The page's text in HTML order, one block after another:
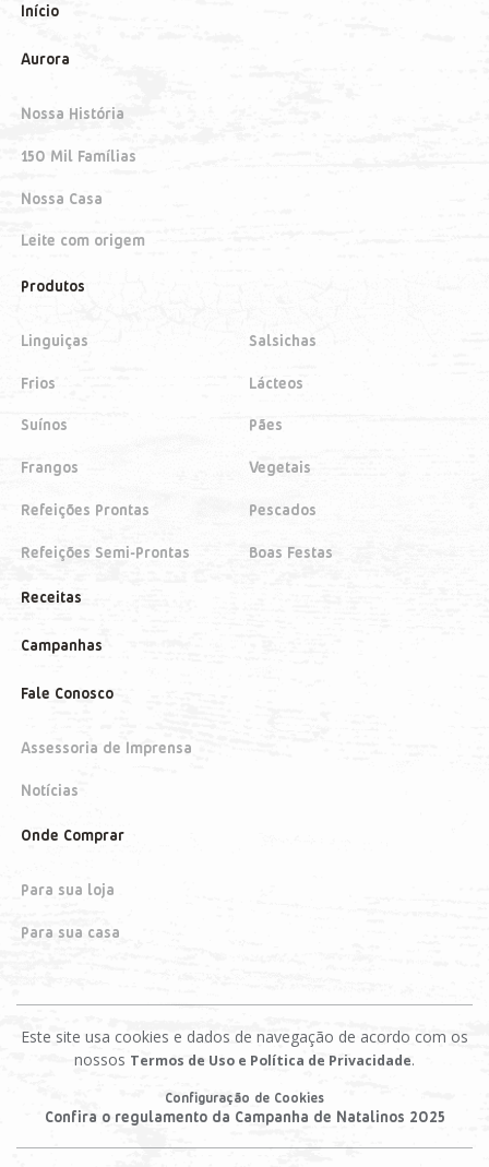
Início
Aurora
Nossa História
150 Mil Famílias
Nossa Casa
Leite com origem
Produtos
Linguiças
Frios
Suínos
Frangos
Refeições Prontas
Refeições Semi-Prontas
Salsichas
Lácteos
Pães
Vegetais
Pescados
Boas Festas
Receitas
Campanhas
Fale Conosco
Assessoria de Imprensa
Notícias
Onde Comprar
Para sua loja
Para sua casa
Este site usa cookies e dados de navegação de acordo com os
nossos Termos de Uso e Política de Privacidade.
Configuração de Cookies
Confira o regulamento da Campanha de Natalinos 2025